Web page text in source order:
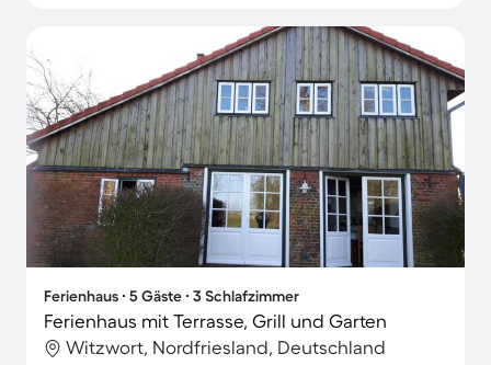
Ferienhaus ∙ 5 Gäste ∙ 3 Schlafzimmer
Ferienhaus mit Terrasse, Grill und Garten
Witzwort, Nordfriesland, Deutschland